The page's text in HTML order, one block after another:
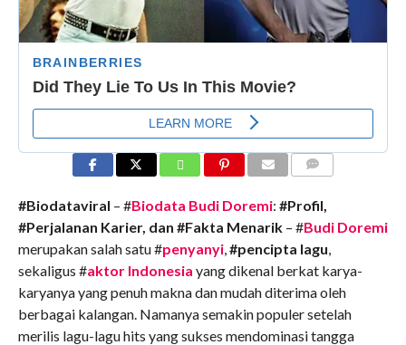
#Biodataviral – #Biodata Budi Doremi: #Profil,
#Perjalanan Karier, dan #Fakta Menarik– #Budi Doremi
merupakan salah satu #penyanyi, #pencipta lagu
sekaligus #aktor Indonesia yang dikenal berkat karya-
karyanya yang penuh makna dan mudah diterima oleh
berbagai kalangan. Namanya semakin populer setelah
merilis lagu-lagu hits yang sukses mendominasi tangga